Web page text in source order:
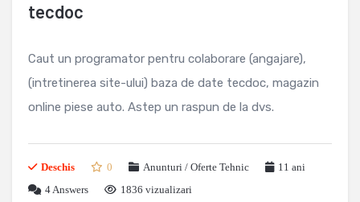
tecdoc
Caut un programator pentru colaborare (angajare),
(intretinerea site-ului) baza de date tecdoc, magazin
online piese auto. Astep un raspun de la dvs.
Deschis 0 Anunturi / Oferte Tehnic
11 ani
4Answers 1836 vizualizari